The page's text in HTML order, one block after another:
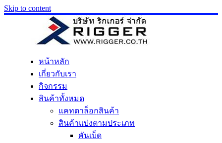
Skip to content
หน้าหลัก
เกี่ยวกับเรา
กิจกรรม
สินค้าทั้งหมด
แคทตาล็อกสินค้า
สินค้าแบ่งตามประเภท
คันเบ็ด